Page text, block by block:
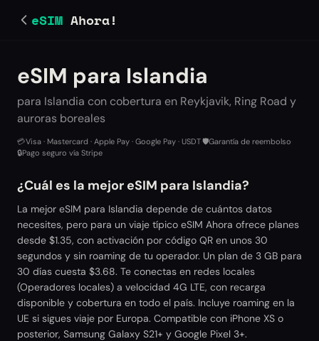
eSIM Ahora!
eSIM para Islandia
para Islandia con cobertura en Reykjavik, Ring Road y
auroras boreales
💳Visa · Mastercard · Apple Pay · Google Pay · USDT🛡️Garantía de reembolso
🔒Pago seguro vía Stripe
¿Cuál es la mejor eSIM para Islandia?
La mejor eSIM para Islandia depende de cuántos datos
necesites, pero para un viaje típico eSIM Ahora ofrece planes
desde $1.35, con activación por código QR en unos 30
segundos y sin roaming de tu operador. Un plan de 3 GB para
30 días cuesta $3.68. Te conectas en redes locales
(Operadores locales) a velocidad 4G LTE, con recarga
disponible y cobertura en todo el país. Incluye roaming en la
UE si sigues viaje por Europa. Compatible con iPhone XS o
posterior, Samsung Galaxy S21+ y Google Pixel 3+.